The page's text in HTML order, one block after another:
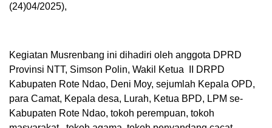
(24)04/2025),
Kegiatan Musrenbang ini dihadiri oleh anggota DPRD
Provinsi NTT, Simson Polin, Wakil Ketua II DRPD
Kabupaten Rote Ndao, Deni Moy, sejumlah Kepala OPD,
para Camat, Kepala desa, Lurah, Ketua BPD, LPM se-
Kabupaten Rote Ndao, tokoh perempuan, tokoh